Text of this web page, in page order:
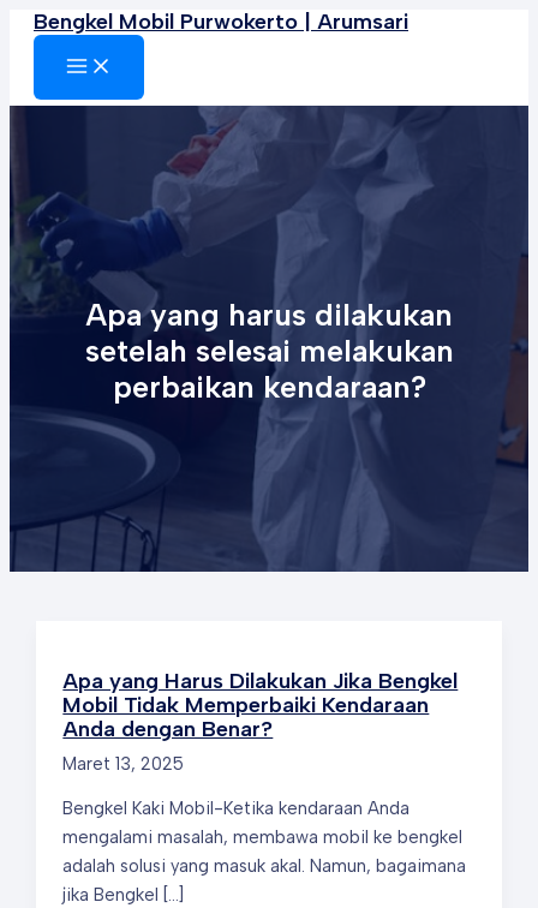
Lewati
Bengkel Mobil Purwokerto | Arumsari
MAIN
MENU
Apa yang harus dilakukan
setelah selesai melakukan
perbaikan kendaraan?
Apa yang Harus Dilakukan Jika Bengkel
Mobil Tidak Memperbaiki Kendaraan
Anda dengan Benar?
Maret 13, 2025
Bengkel Kaki Mobil-Ketika kendaraan Anda
mengalami masalah, membawa mobil ke bengkel
adalah solusi yang masuk akal. Namun, bagaimana
jika Bengkel […]